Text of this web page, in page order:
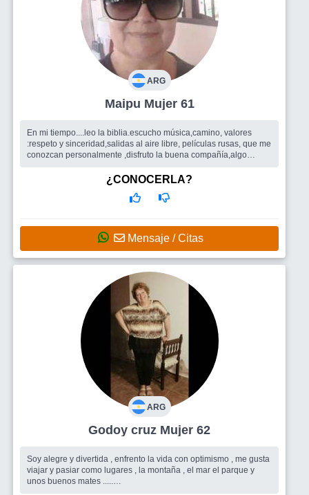
ARG
Maipu Mujer 61
En mi tiempo....leo la biblia.escucho música,camino, valores
:respeto y sinceridad,salidas al aire libre, películas rusas, que me
conozcan personalmente ,disfruto la buena compañía,algo
Y me gustaría encontrar amigos....alguien para
¿CONOCERLA?
Mensaje / Citas
ARG
Godoy cruz Mujer 62
Soy alegre y divertida , enfrento la vida con optimismo , me gusta
viajar y pasiar como lugares , la montaña , el mar el parque y
unos buenos mates .....